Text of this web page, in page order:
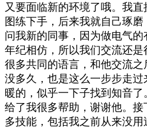
又要面临新的环境了哦。我
图练下手，后来我就自己琢
问我新的同事，因为做电气
年纪相仿，所以我们交流还
很多共同的语言，和他交流
没多久，也是这么一步步走
暖的，似乎一下子找到知音
给了我很多帮助，谢谢他。
多技能，包括我之前从来没